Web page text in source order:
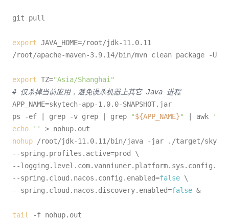
git pull
export JAVA_HOME=/root/jdk-11.0.11
/root/apache-maven-3.9.14/bin/mvn clean package -U
export TZ="Asia/Shanghai"
# 仅杀掉当前应用，避免误杀机器上其它 Java 进程
APP_NAME=skytech-app-1.0.0-SNAPSHOT.jar
ps -ef | grep -v grep | grep
"${APP_NAME}" | awk
echo
''
nohup /root/jdk-11.0.11/bin/java -jar ./target/skytech-
--spring.profiles.active=prod \
--
--spring.cloud.nacos.config.enabled=false \
--spring.cloud.nacos.discovery.enabled=false &
tail